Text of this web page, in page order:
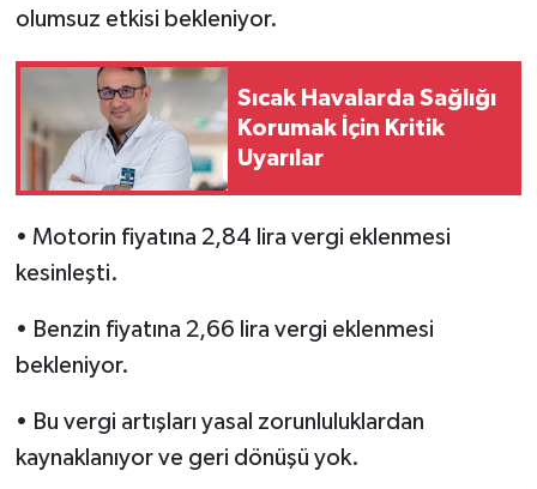
olumsuz etkisi bekleniyor.
Sıcak Havalarda Sağlığı
Korumak İçin Kritik
Uyarılar
• Motorin fiyatına 2,84 lira vergi eklenmesi
kesinleşti.
• Benzin fiyatına 2,66 lira vergi eklenmesi
bekleniyor.
• Bu vergi artışları yasal zorunluluklardan
kaynaklanıyor ve geri dönüşü yok.